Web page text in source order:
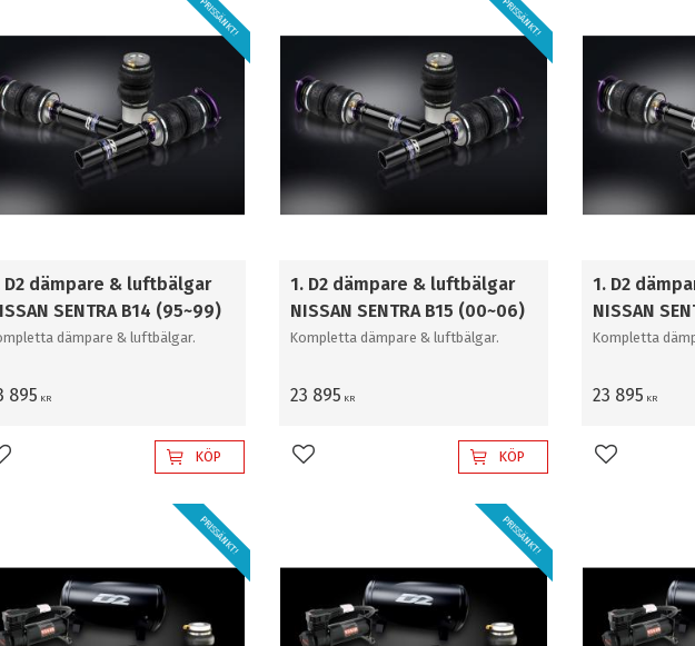
2
Gold
Super Professional 5
Bakaxel) (20~Upp)
6
D2 dämpare & luftbälgar
SENTRA B14 (95~99)
dämpare & luftbälgar.
895 KR
PRISSÄNKT!
till i favoriter KÖP
1. D2 dämpare & luftbälgar
NISSAN SENTRA B15 (00~06)
Kompletta dämpare & luftbälgar.
23 895 KR
PRISSÄNKT!
Lägg till i favoriter KÖP
1. D2
NISSAN
Kompletta
23 895 KR
Lägg till i
PRISSÄNKT! PRISSÄNKT!